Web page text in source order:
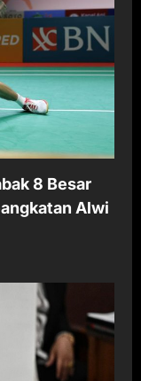
8 Besar
Alwi